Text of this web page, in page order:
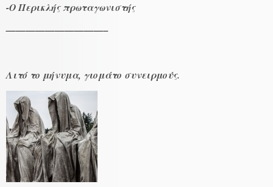
-Ο Περικλής πρωταγωνιστής
——————————–
Λιτό το μήνυμα, γιομάτο συνειρμούς.